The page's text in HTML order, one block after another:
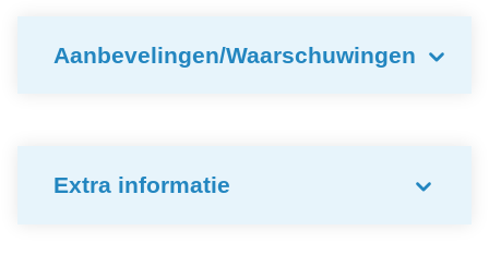
Aanbevelingen/Waarschuwingen
Extra informatie